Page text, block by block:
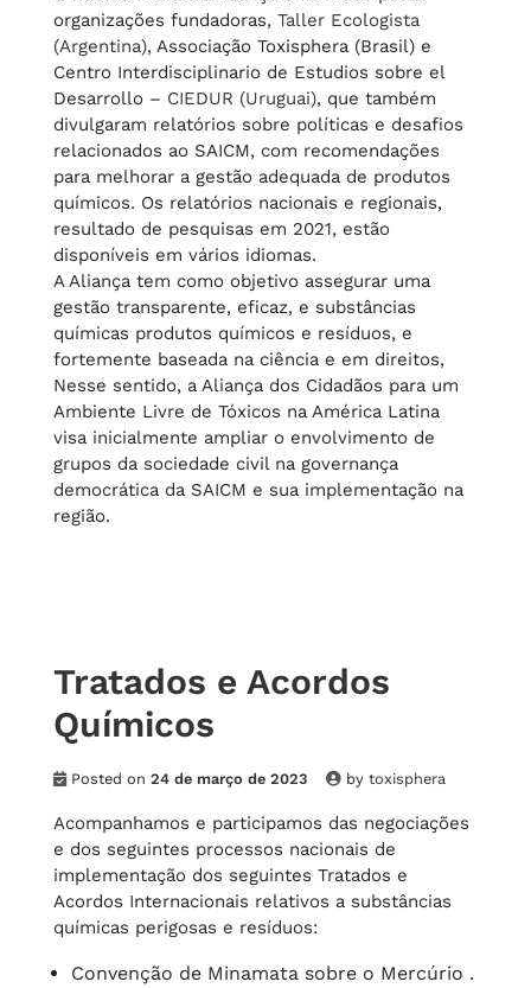
organizações fundadoras, Taller Ecologista
(Argentina), Associação Toxisphera (Brasil) e
Centro Interdisciplinario de Estudios sobre el
Desarrollo – CIEDUR (Uruguai), que também
divulgaram relatórios sobre políticas e desafios
relacionados ao SAICM, com recomendações
para melhorar a gestão adequada de produtos
químicos. Os relatórios nacionais e regionais,
resultado de pesquisas em 2021, estão
disponíveis em vários idiomas.
A Aliança tem como objetivo assegurar uma
gestão transparente, eficaz, e substâncias
químicas produtos químicos e resíduos, e
fortemente baseada na ciência e em direitos,
Nesse sentido, a Aliança dos Cidadãos para um
Ambiente Livre de Tóxicos na América Latina
visa inicialmente ampliar o envolvimento de
grupos da sociedade civil na governança
democrática da SAICM e sua implementação na
região.
Tratados e Acordos
Químicos
Posted on 24 de março de 2023 by toxisphera
Acompanhamos e participamos das negociações
e dos seguintes processos nacionais de
implementação dos seguintes Tratados e
Acordos Internacionais relativos a substâncias
químicas perigosas e resíduos:
Convenção de Minamata sobre o Mercúrio .